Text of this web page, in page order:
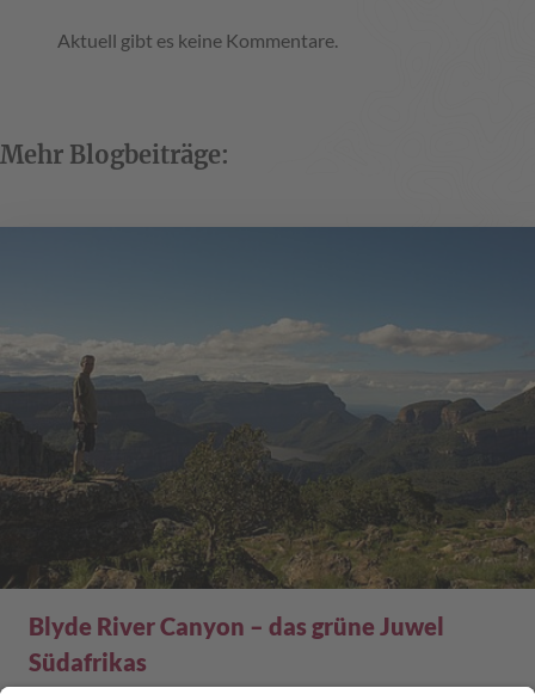
Aktuell gibt es keine Kommentare.
Mehr Blogbeiträge:
Blyde River Canyon – das grüne Juwel
Südafrikas